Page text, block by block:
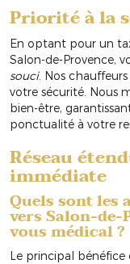
Priorité à la
En optant pour un
Salon-de-Provence,
souci. Nos
votre sécurité. Nous
bien-être,
ponctualité à votre
Réseau
immédiate
Quels sont les
vers Salon-de-
vous médical ?
Le principal